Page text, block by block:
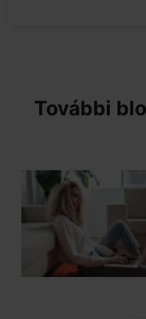
További